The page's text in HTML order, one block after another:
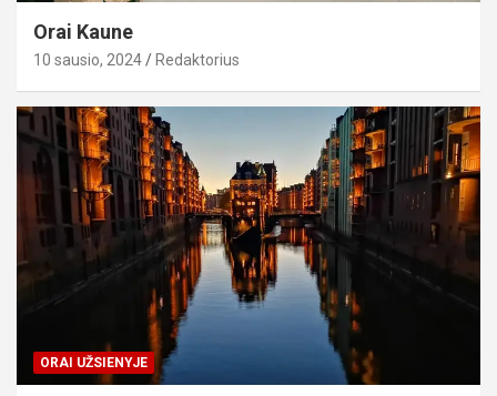
Orai Kaune
10 sausio, 2024 Redaktorius
ORAI UŽSIENYJE